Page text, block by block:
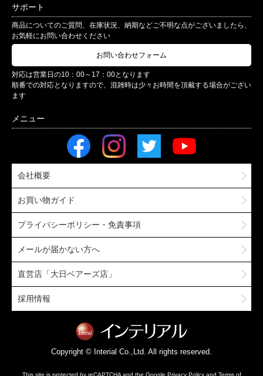
サポート
商品についてのご質問、在庫状況、納期などご不明な点がございましたら、
お気軽にお問い合わせください
お問い合わせフォーム
対応は営業日の10：00～17：00となります
順番での対応となりますので、混雑時は少々お時間を頂戴する場合がござい
ます
会社概要
お買い物ガイド
プライバシーポリシー・免責事項
メールが届かない方へ
直営店「大日ベアーズ店」
採用情報
Copyright © Interial Co.,Ltd. All rights reserved.
This site is protected by reCAPTCHA and the Google Privacy Policyand Terms of